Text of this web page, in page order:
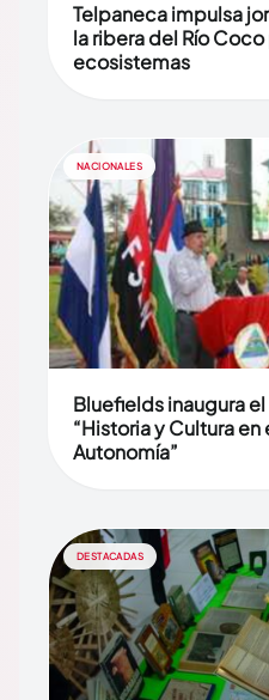
Telpaneca impulsa
la ribera del Río
ecosistemas
NACIONALES
Bluefields inaugura
“Historia y Cultura en
Autonomía”
DESTACADAS